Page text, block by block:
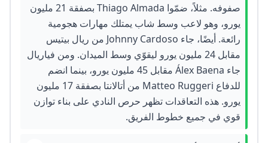
صفوفه. مثلاً، ضمّوا Thiago Almada بصفقة 21 مليون
يورو، وهو لاعب وسط شاب يمتلك مهارات هجومية
رائعة. أيضًا، جاء Johnny Cardoso من ريال بيتيس
مقابل 24 مليون يورو ليقوّي وسط الميدان. ومن فياريال
جاء Álex Baena مقابل 45 مليون يورو، بينما انضم
للدفاع Matteo Ruggeri من أتالانتا بصفقة 17 مليون
يورو. هذه التعاقدات تظهر حرص النادي على بناء توازن
قوي في جميع خطوط الفريق.